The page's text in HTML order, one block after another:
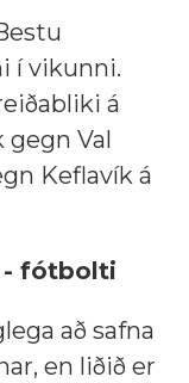
í vikunni.
á
gegn Val
Keflavík á
- fótbolti
að safna
en liðið er